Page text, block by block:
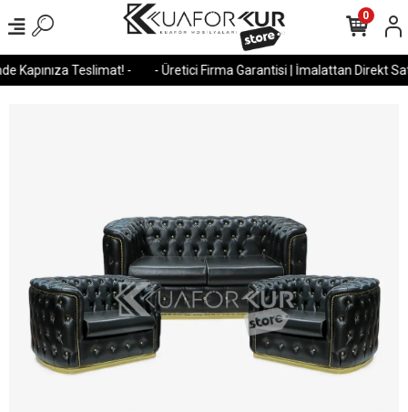
Kapınıza Teslimat! - - Üretici Firma Garantisi | İmalattan Direkt
0